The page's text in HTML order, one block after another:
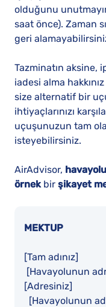
olduğunu
saat önce). Zaman
geri
Tazminatın aksine,
iadesi alma
size alternatif bir
ihtiyaçlarınızı
uçuşunuzun tam
isteyebilirsiniz.
AirAdvisor,
örnekbir şikayet
MEKTUP
[Tam
[Havayolunun
[Havayolunun